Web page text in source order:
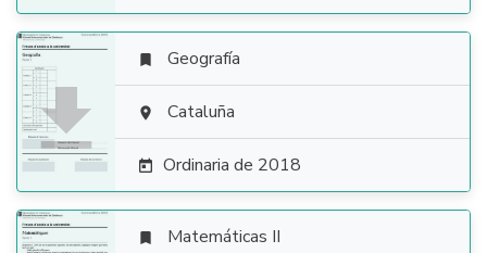

 Geografía
 Cataluña
 Ordinaria de 2018
 Matemáticas II